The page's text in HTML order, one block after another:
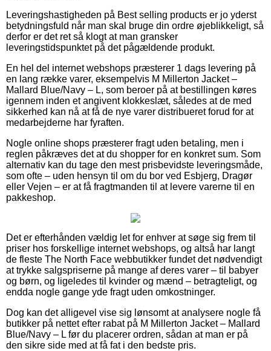
Leveringshastigheden på Best selling products er jo yderst
betydningsfuld når man skal bruge din ordre øjeblikkeligt, så
derfor er det ret så klogt at man gransker
leveringstidspunktet på det pågældende produkt.
En hel del internet webshops præsterer 1 dags levering på
en lang række varer, eksempelvis M Millerton Jacket –
Mallard Blue/Navy – L, som beroer på at bestillingen køres
igennem inden et angivent klokkeslæt, således at de med
sikkerhed kan nå at få de nye varer distribueret forud for at
medarbejderne har fyraften.
Nogle online shops præsterer fragt uden betaling, men i
reglen påkræves det at du shopper for en konkret sum. Som
alternativ kan du tage den mest prisbevidste leveringsmåde,
som ofte – uden hensyn til om du bor ved Esbjerg, Dragør
eller Vejen – er at få fragtmanden til at levere varerne til en
pakkeshop.
Det er efterhånden vældig let for enhver at søge sig frem til
priser hos forskellige internet webshops, og altså har langt
de fleste The North Face webbutikker fundet det nødvendigt
at trykke salgspriserne på mange af deres varer – til babyer
og børn, og ligeledes til kvinder og mænd – betragteligt, og
endda nogle gange yde fragt uden omkostninger.
Dog kan det alligevel vise sig lønsomt at analysere nogle få
butikker på nettet efter rabat på M Millerton Jacket – Mallard
Blue/Navy – L før du placerer ordren, sådan at man er på
den sikre side med at få fat i den bedste pris.